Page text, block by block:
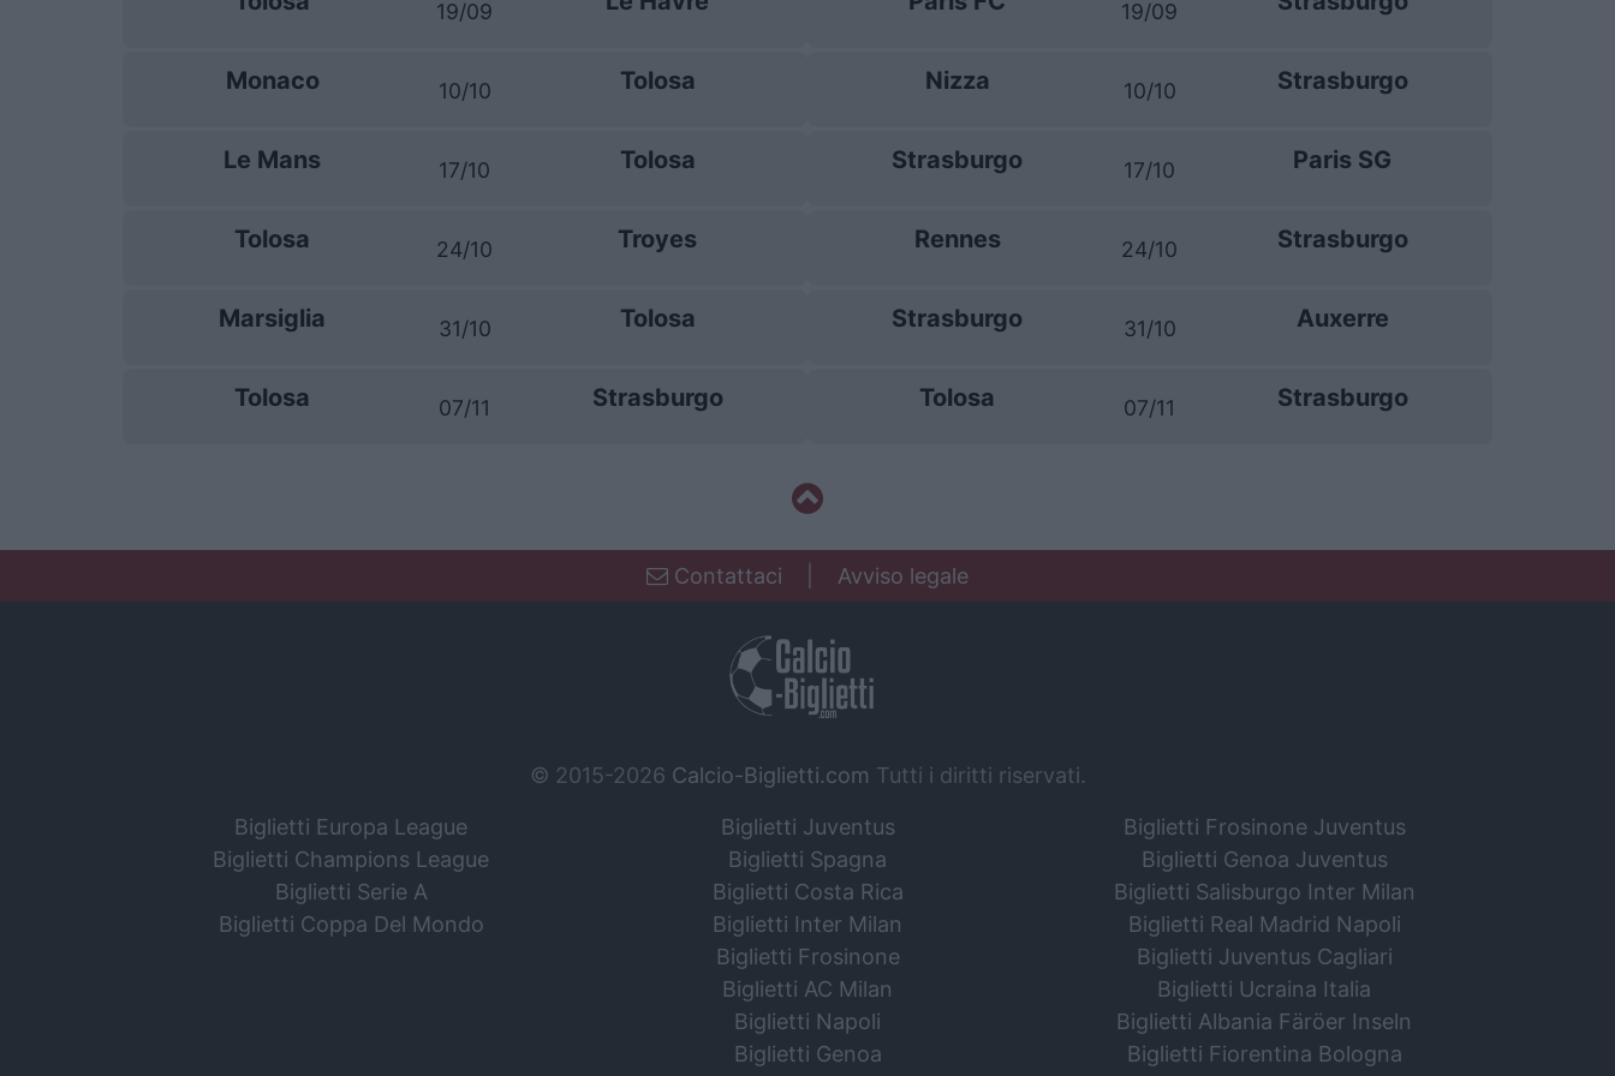
19/09
Monaco 10/10 Tolosa
Le Mans 17/10 Tolosa
Tolosa 24/10 Troyes
Marsiglia 31/10 Tolosa
Tolosa 07/11 Strasburgo
19/09
Nizza 10/10 Strasburgo
Strasburgo 17/10 Paris SG
Rennes 24/10 Strasburgo
Strasburgo 31/10 Auxerre
Tolosa 07/11 Strasburgo
Contattaci Avviso legale
© 2015-2026 Calcio-Biglietti.com Tutti i diritti riservati.
Biglietti Europa League
Biglietti Champions League
Biglietti Serie A
Biglietti Coppa Del Mondo
Biglietti Juventus
Biglietti Spagna
Biglietti Costa Rica
Biglietti Inter Milan
Biglietti Frosinone
Biglietti AC Milan
Biglietti Napoli
Biglietti Genoa
Biglietti Frosinone Juventus
Biglietti Genoa Juventus
Biglietti Salisburgo Inter Milan
Biglietti Real Madrid Napoli
Biglietti Juventus Cagliari
Biglietti Ucraina Italia
Biglietti Albania Färöer Inseln
Biglietti Fiorentina Bologna